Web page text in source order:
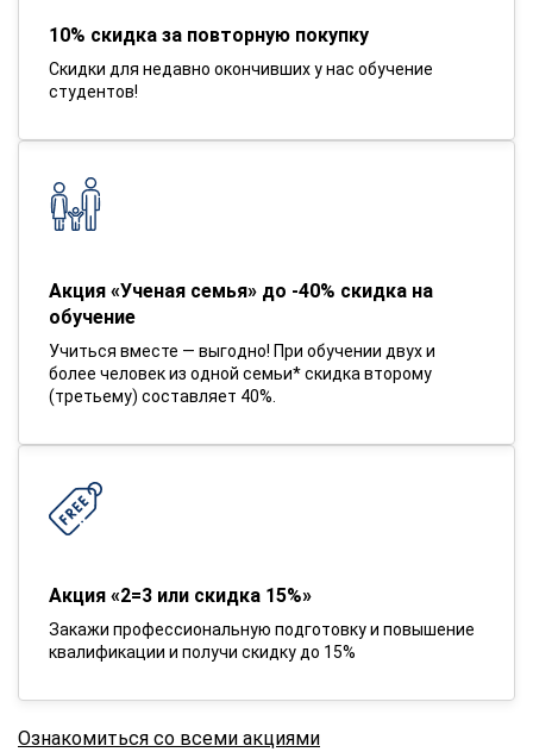
10% скидка за повторную покупку
Скидки для недавно окончивших у нас обучение
студентов!
Акция «Ученая семья» до -40% скидка на
обучение
Учиться вместе — выгодно! При обучении двух и
более человек из одной семьи* скидка второму
(третьему) составляет 40%.
Акция «2=3 или скидка 15%»
Закажи профессиональную подготовку и повышение
квалификации и получи скидку до 15%
Ознакомиться со всеми акциями